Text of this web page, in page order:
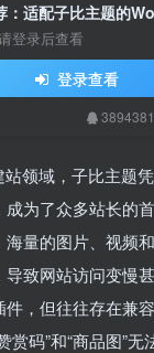
登录后查看
登录查看
领域，子比主题
为了众多站长的
量的图片、视频
致网站访问变慢
件，但往往存在兼
赏码”和“商品图”